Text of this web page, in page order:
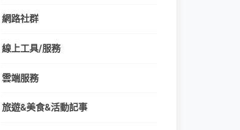
網路社群
線上工具/服務
雲端服務
旅遊&美食&活動記事